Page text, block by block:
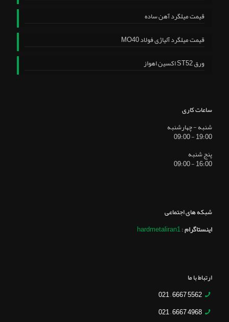
قیمت میلگرد آهن ساده
قیمت میلگرد آلیاژی فولاد MO40
ورق ST52 اکسین اهواز
ساعات کاری
شنبه - چهارشنبه
19:00 - 09:00
پنج شنبه
16:00 - 09:00
شبکه های اجتماعی
اینستاگرام:
hardmetaliran1
ارتباط با ما
5562 6667 – 021
4968 6667 – 021